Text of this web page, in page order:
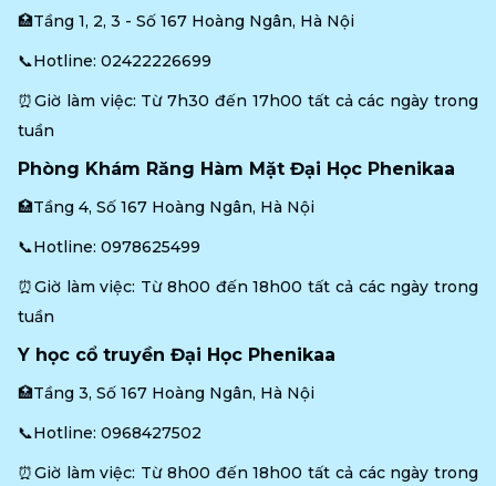
🏥Tầng 1, 2, 3 - Số 167 Hoàng Ngân, Hà Nội
📞Hotline: 02422226699
⏰Giờ làm việc: Từ 7h30 đến 17h00 tất cả các ngày trong
tuần
Phòng Khám Răng Hàm Mặt Đại Học Phenikaa
🏥Tầng 4, Số 167 Hoàng Ngân, Hà Nội
📞Hotline: 0978625499
⏰Giờ làm việc: Từ 8h00 đến 18h00 tất cả các ngày trong
tuần
Y học cổ truyền Đại Học Phenikaa
🏥Tầng 3, Số 167 Hoàng Ngân, Hà Nội
📞Hotline: 0968427502
⏰Giờ làm việc: Từ 8h00 đến 18h00 tất cả các ngày trong